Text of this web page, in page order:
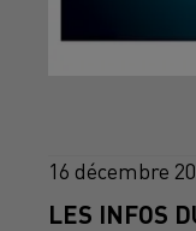
16 décembre
LES INFOS